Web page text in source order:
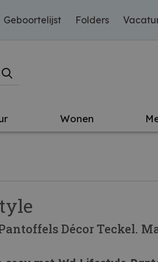
Geboortelijst Folders
Wonen
Décor Teckel.